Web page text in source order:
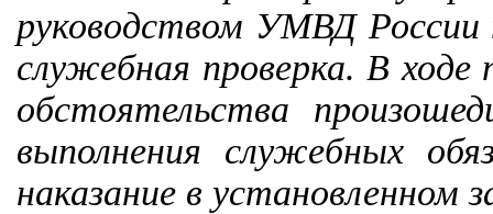
руководством УМВД России
служебная проверка. В
обстоятельства
выполнения служебных
наказание в установленном